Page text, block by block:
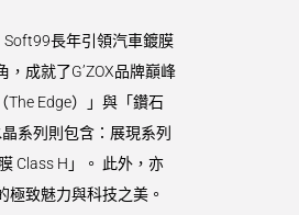
Soft99長年引領汽車鍍膜
成就了G’ZOX品牌巔峰
Edge）」與「鑽石
系列則包含：展現系列
Class H」。 此外，亦
極致魅力與科技之美。